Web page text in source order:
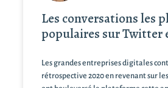
Les conversations les
populaires sur Twitter
Les grandes entreprises digitales
rétrospective 2020 en revenant sur